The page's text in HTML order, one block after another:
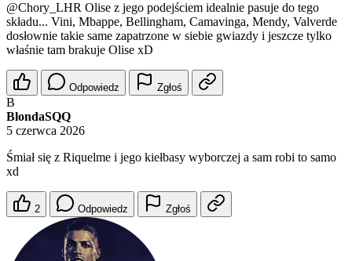
@Chory_LHR Olise z jego podejściem idealnie pasuje do tego
składu... Vini, Mbappe, Bellingham, Camavinga, Mendy, Valverde
dosłownie takie same zapatrzone w siebie gwiazdy i jeszcze tylko
właśnie tam brakuje Olise xD
Odpowiedz Zgłoś
B
BlondaSQQ
5 czerwca 2026
Śmiał się z Riquelme i jego kiełbasy wyborczej a sam robi to samo
xd
2 Odpowiedz Zgłoś